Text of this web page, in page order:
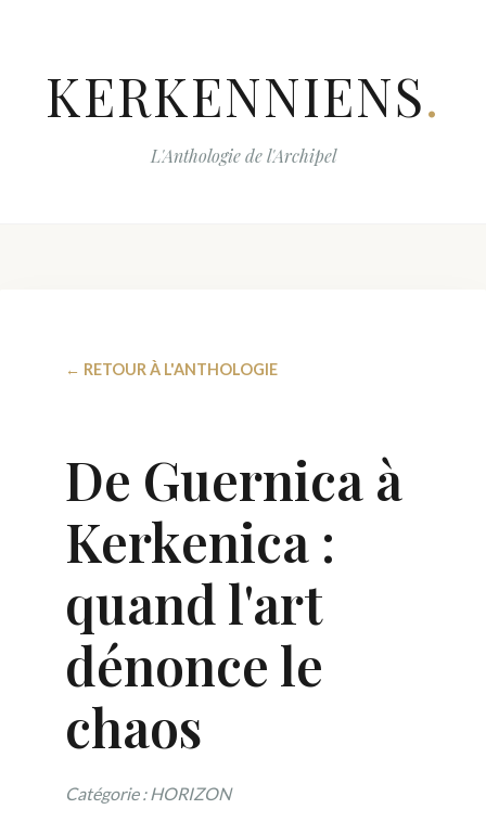
KERKENNIENS.
L'Anthologie de l'Archipel
← RETOUR À L'ANTHOLOGIE
De Guernica à
Kerkenica :
quand l'art
dénonce le
chaos
Catégorie : HORIZON